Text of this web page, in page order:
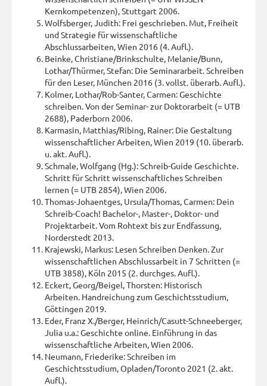
Kernkompetenzen), Stuttgart 2006.
Wolfsberger, Judith: Frei geschrieben. Mut, Freiheit
und Strategie für wissenschaftliche
Abschlussarbeiten, Wien 2016 (4. Aufl.).
Beinke, Christiane/Brinkschulte, Melanie/Bunn,
Lothar/Thürmer, Stefan: Die Seminararbeit. Schreiben
für den Leser, München 2016 (3. vollst. überarb. Aufl.).
Kolmer, Lothar/Rob-Santer, Carmen: Geschichte
schreiben. Von der Seminar- zur Doktorarbeit (= UTB
2688), Paderborn 2006.
Karmasin, Matthias/Ribing, Rainer: Die Gestaltung
wissenschaftlicher Arbeiten, Wien 2019 (10. überarb.
u. akt. Aufl.).
Schmale, Wolfgang (Hg.): Schreib-Guide Geschichte.
Schritt für Schritt wissenschaftliches Schreiben
lernen (= UTB 2854), Wien 2006.
Thomas-Johaentges, Ursula/Thomas, Carmen: Dein
Schreib-Coach! Bachelor-, Master-, Doktor- und
Projektarbeit. Vom Rohtext bis zur Endfassung,
Norderstedt 2013.
Krajewski, Markus: Lesen Schreiben Denken. Zur
wissenschaftlichen Abschlussarbeit in 7 Schritten (=
UTB 3858), Köln 2015 (2. durchges. Aufl.).
Eckert, Georg/Beigel, Thorsten: Historisch
Arbeiten. Handreichung zum Geschichtsstudium,
Göttingen 2019.
Eder, Franz X./Berger, Heinrich/Casutt-Schneeberger,
Julia u.a.: Geschichte online. Einführung in das
wissenschaftliche Arbeiten, Wien 2006.
Neumann, Friederike: Schreiben im
Geschichtsstudium, Opladen/Toronto 2021 (2. akt.
Aufl.).